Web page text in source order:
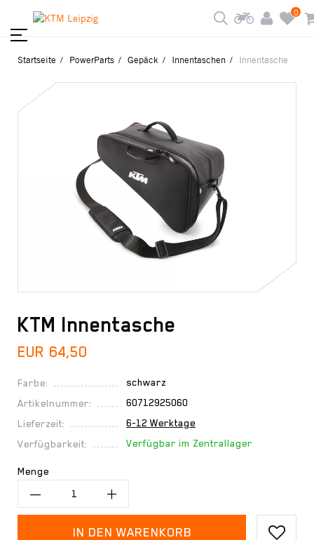
0
Startseite PowerParts Gepäck Innentaschen Innentasche
KTM Innentasche
EUR 64,50
Farbe:
schwarz
Artikelnummer:
60712925060
Lieferzeit:
6-12 Werktage
Verfügbarkeit:
Verfügbar im Zentrallager
Menge
IN DEN WARENKORB